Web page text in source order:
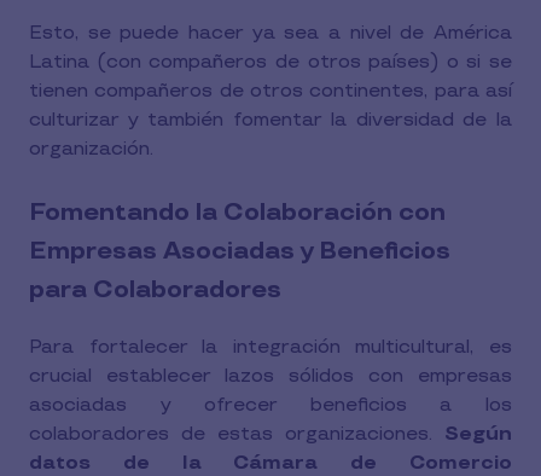
Esto, se puede hacer ya sea a nivel de América
Latina (con compañeros de otros países) o si se
tienen compañeros de otros continentes, para así
culturizar y también fomentar la diversidad de la
organización.
Fomentando la Colaboración con
Empresas Asociadas y Beneficios
para Colaboradores
Para fortalecer la integración multicultural, es
crucial establecer lazos sólidos con empresas
asociadas y ofrecer beneficios a los
colaboradores de estas organizaciones. Según
datos de la Cámara de Comercio